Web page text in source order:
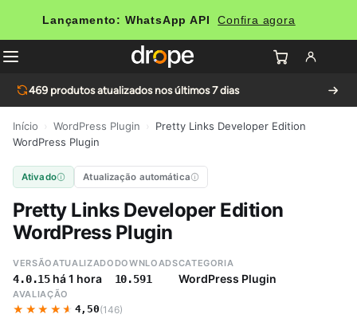
Lançamento: WhatsApp API Confira agora
469 produtos atualizados nos últimos 7 dias
Início WordPress Plugin
Pretty Links Developer Edition
WordPress Plugin
Ativado Atualização automática
Pretty Links Developer Edition
WordPress Plugin
VERSÃO
4.0.15
ATUALIZADO
há 1 hora
DOWNLOADS
10.591
CATEGORIA
WordPress Plugin
AVALIAÇÃO
★★★★★
★★★★★ 4,50(146)